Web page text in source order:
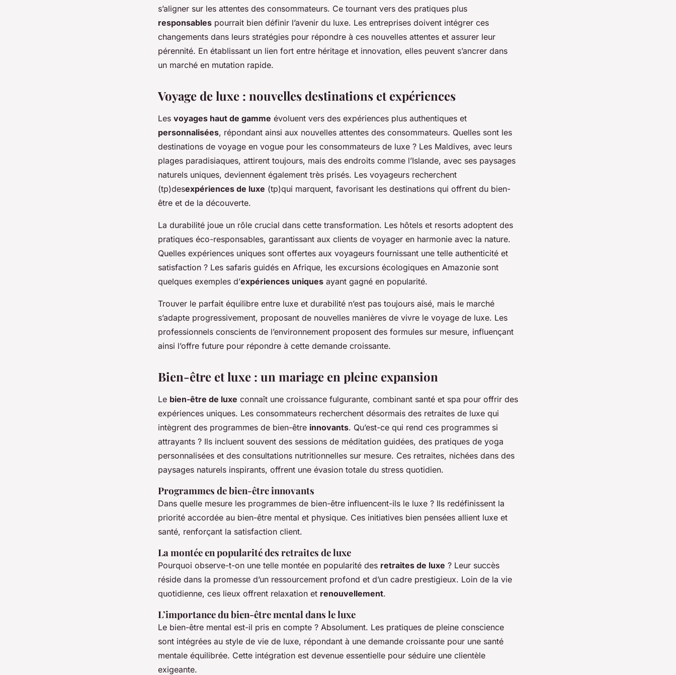
s’aligner sur les attentes des consommateurs. Ce tournant vers des pratiques plus
responsables pourrait bien définir l’avenir du luxe. Les entreprises doivent intégrer ces
changements dans leurs stratégies pour répondre à ces nouvelles attentes et assurer leur
pérennité. En établissant un lien fort entre héritage et innovation, elles peuvent s’ancrer dans
un marché en mutation rapide.
Voyage de luxe : nouvelles destinations et expériences
Les voyages haut de gamme évoluent vers des expériences plus authentiques et
personnalisées, répondant ainsi aux nouvelles attentes des consommateurs. Quelles sont les
destinations de voyage en vogue pour les consommateurs de luxe ? Les Maldives, avec leurs
plages paradisiaques, attirent toujours, mais des endroits comme l’Islande, avec ses paysages
naturels uniques, deviennent également très prisés. Les voyageurs recherchent
(tp)desexpériences de luxe (tp)qui marquent, favorisant les destinations qui offrent du bien-
être et de la découverte.
La durabilité joue un rôle crucial dans cette transformation. Les hôtels et resorts adoptent des
pratiques éco-responsables, garantissant aux clients de voyager en harmonie avec la nature.
Quelles expériences uniques sont offertes aux voyageurs fournissant une telle authenticité et
satisfaction ? Les safaris guidés en Afrique, les excursions écologiques en Amazonie sont
quelques exemples d’expériences uniques ayant gagné en popularité.
Trouver le parfait équilibre entre luxe et durabilité n’est pas toujours aisé, mais le marché
s’adapte progressivement, proposant de nouvelles manières de vivre le voyage de luxe. Les
professionnels conscients de l’environnement proposent des formules sur mesure, influençant
ainsi l’offre future pour répondre à cette demande croissante.
Bien-être et luxe : un mariage en pleine expansion
Le bien-être de luxe connaît une croissance fulgurante, combinant santé et spa pour offrir des
expériences uniques. Les consommateurs recherchent désormais des retraites de luxe qui
intègrent des programmes de bien-être innovants. Qu’est-ce qui rend ces programmes si
attrayants ? Ils incluent souvent des sessions de méditation guidées, des pratiques de yoga
personnalisées et des consultations nutritionnelles sur mesure. Ces retraites, nichées dans des
paysages naturels inspirants, offrent une évasion totale du stress quotidien.
Programmes de bien-être innovants
Dans quelle mesure les programmes de bien-être influencent-ils le luxe ? Ils redéfinissent la
priorité accordée au bien-être mental et physique. Ces initiatives bien pensées allient luxe et
santé, renforçant la satisfaction client.
La montée en popularité des retraites de luxe
Pourquoi observe-t-on une telle montée en popularité des retraites de luxe ? Leur succès
réside dans la promesse d’un ressourcement profond et d’un cadre prestigieux. Loin de la vie
quotidienne, ces lieux offrent relaxation et renouvellement.
L’importance du bien-être mental dans le luxe
Le bien-être mental est-il pris en compte ? Absolument. Les pratiques de pleine conscience
sont intégrées au style de vie de luxe, répondant à une demande croissante pour une santé
mentale équilibrée. Cette intégration est devenue essentielle pour séduire une clientèle
exigeante.